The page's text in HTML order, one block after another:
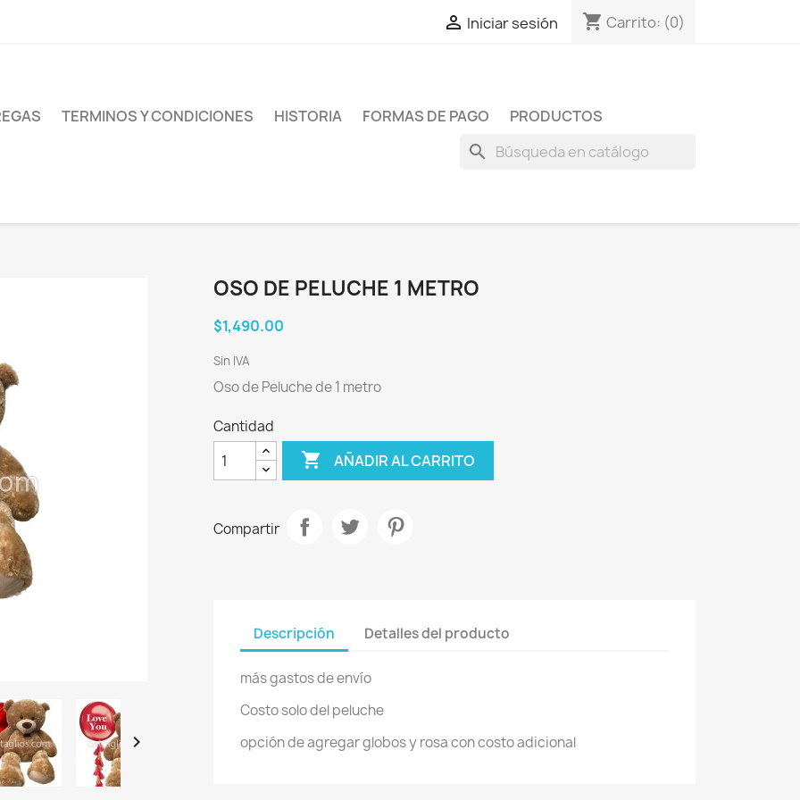
 Iniciar sesión shopping_cart Carrito: (0)
TERMINOS Y CONDICIONES HISTORIA FORMAS DE PAGO PRODUCTOS
search

OSO DE PELUCHE 1 METRO
$1,490.00
Sin IVA
Oso de Peluche de 1 metro
Cantidad
 AÑADIR AL CARRITO
Compartir
Descripción Detalles del producto
más gastos de envío
Costo solo del peluche
opción de agregar globos y rosa con costo adicional